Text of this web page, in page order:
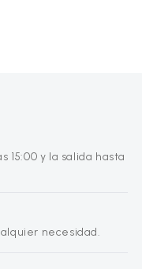
15:00 y la salida hasta
necesidad.